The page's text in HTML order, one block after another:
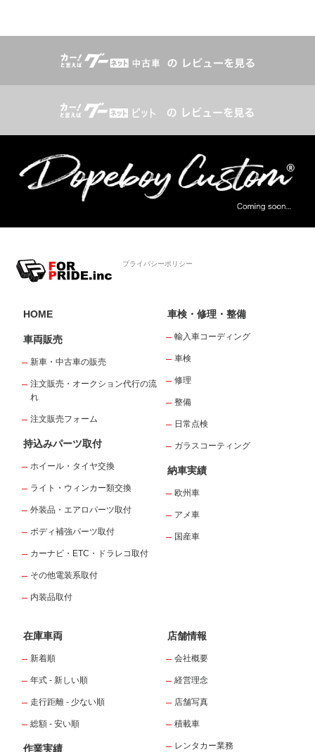
プライバシーポリシー
HOME
車両販売
新車・中古車の販売
注文販売・オークション代行の流
れ
注文販売フォーム
持込みパーツ取付
ホイール・タイヤ交換
ライト・ウィンカー類交換
外装品・エアロパーツ取付
ボディ補強パーツ取付
カーナビ・ETC・ドラレコ取付
その他電装系取付
内装品取付
車検・修理・整備
輸入車コーディング
車検
修理
整備
日常点検
ガラスコーティング
納車実績
欧州車
アメ車
国産車
在庫車両
新着順
年式 - 新しい順
走行距離 - 少ない順
総額 - 安い順
作業実績
店舗情報
会社概要
経営理念
店舗写真
積載車
レンタカー業務